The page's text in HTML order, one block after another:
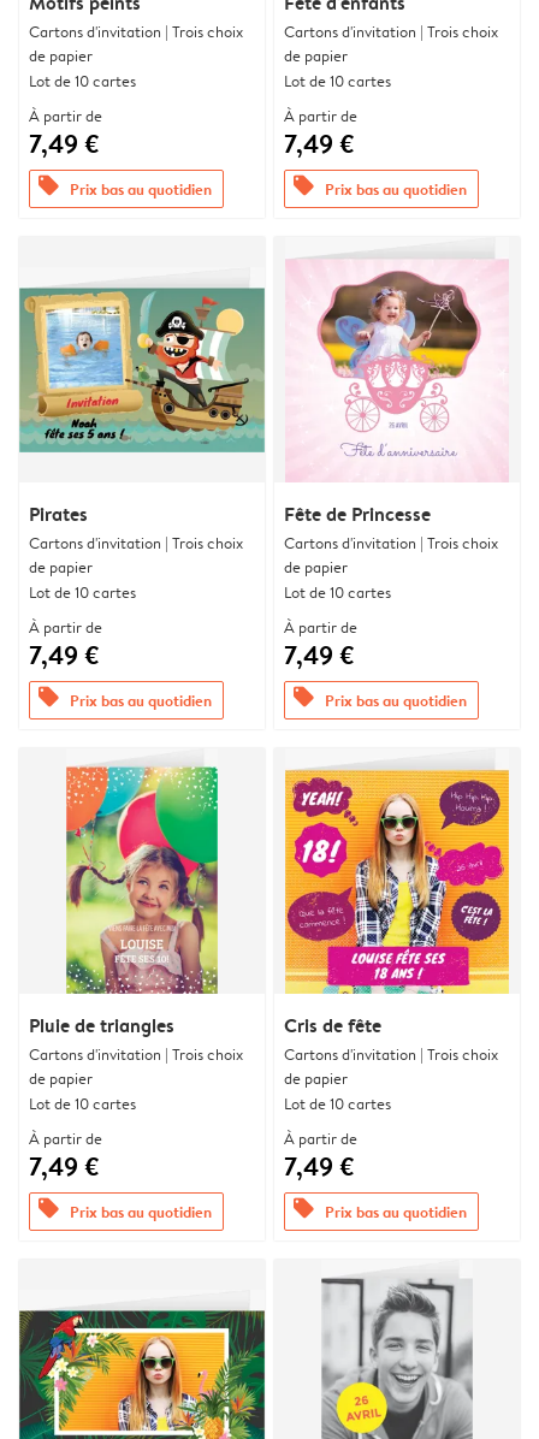
Cartons d'invitation | Trois choix
de papier
Lot de 10 cartes
À partir de
7,49 €
offers Prix bas au quotidien
Cartons d'invitation | Trois choix
de papier
Lot de 10 cartes
À partir de
7,49 €
offers Prix bas au quotidien
Pirates
Cartons d'invitation | Trois choix
de papier
Lot de 10 cartes
À partir de
7,49 €
offers Prix bas au quotidien
Fête de Princesse
Cartons d'invitation | Trois choix
de papier
Lot de 10 cartes
À partir de
7,49 €
offers Prix bas au quotidien
Pluie de triangles
Cartons d'invitation | Trois choix
de papier
Lot de 10 cartes
À partir de
7,49 €
offers Prix bas au quotidien
Cris de fête
Cartons d'invitation | Trois choix
de papier
Lot de 10 cartes
À partir de
7,49 €
offers Prix bas au quotidien